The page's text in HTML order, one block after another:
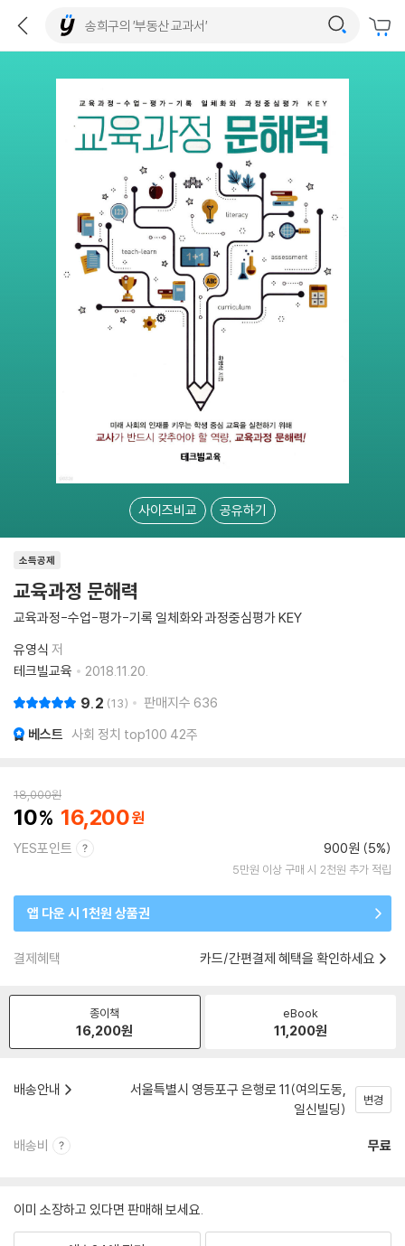
사이즈비교 공유하기
소득공제
교육과정 문해력
교육과정-수업-평가-기록 일체화와 과정중심평가 KEY
유영식 저
테크빌교육
2018.11.20.
9.2 13 판매지수 636
베스트 사회 정치 top100 42주
18,000원
10 16,200
YES포인트 900원 (5%)
5만원 이상 구매 시 2천원 추가 적립
앱 다운 시 1천원 상품권
결제혜택 카드/간편결제 혜택을 확인하세요
종이책
16,200원
eBook
11,200원
배송안내
서울특별시 영등포구 은행로 11(여의도동,
일신빌딩)
변경
배송비 무료
이미 소장하고 있다면 판매해 보세요.